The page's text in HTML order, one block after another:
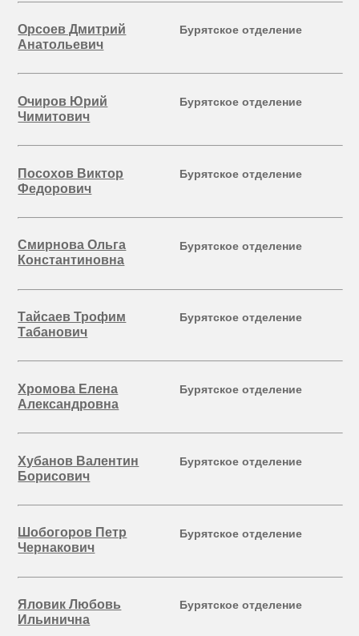
Орсоев Дмитрий
Анатольевич
Бурятское отделение
Очиров Юрий
Чимитович
Бурятское отделение
Посохов Виктор
Федорович
Бурятское отделение
Смирнова Ольга
Константиновна
Бурятское отделение
Тайсаев Трофим
Табанович
Бурятское отделение
Хромова Елена
Александровна
Бурятское отделение
Хубанов Валентин
Борисович
Бурятское отделение
Шобогоров Петр
Чернакович
Бурятское отделение
Яловик Любовь
Ильинична
Бурятское отделение